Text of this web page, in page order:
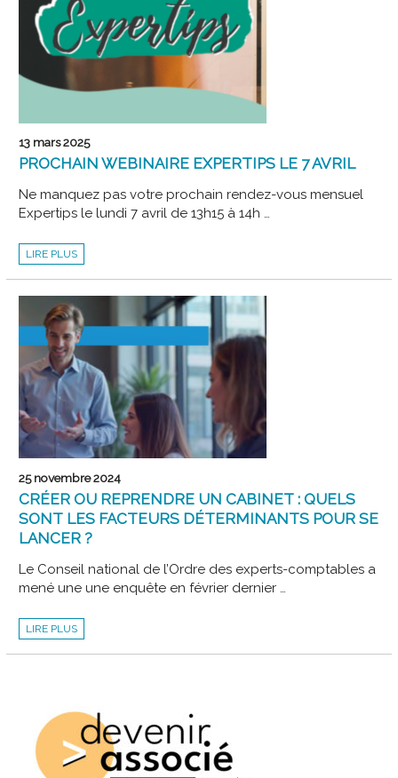
DE
RÉFLEXION
ET
DE
PARTAGE
VILLE
13 mars 2025
PROCHAIN WEBINAIRE EXPERTIPS LE 7 AVRIL
Ne manquez pas votre prochain rendez-vous mensuel
Expertips le lundi 7 avril de 13h15 à 14h …
PROCHAIN
WEBINAIRE
LE
LIRE PLUS
25 novembre 2024
CRÉER OU REPRENDRE UN CABINET : QUELS
SONT LES FACTEURS DÉTERMINANTS POUR SE
LANCER ?
Le Conseil national de l’Ordre des experts-comptables a
mené une une enquête en février dernier …
CRÉER
OU
UN
FACTEURS
DÉTERMINANTS
POUR
SE
LANCER
LIRE PLUS